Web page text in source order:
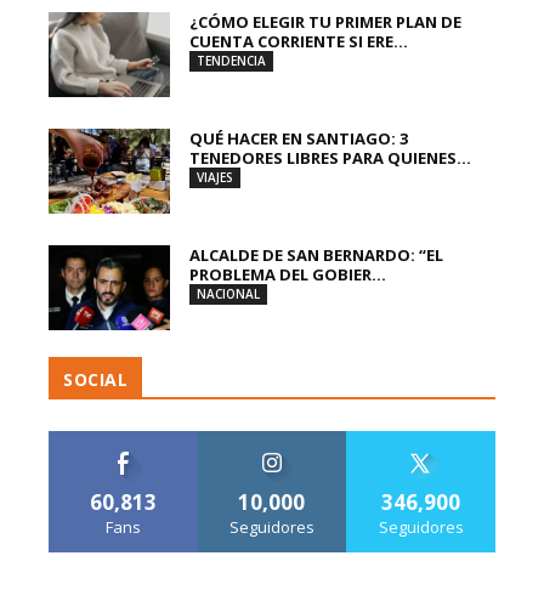
¿CÓMO ELEGIR TU PRIMER PLAN DE
CUENTA CORRIENTE SI ERE...
TENDENCIA
QUÉ HACER EN SANTIAGO: 3
TENEDORES LIBRES PARA QUIENES...
VIAJES
ALCALDE DE SAN BERNARDO: “EL
PROBLEMA DEL GOBIER...
NACIONAL
SOCIAL
60,813
Fans
10,000
Seguidores
346,900
Seguidores